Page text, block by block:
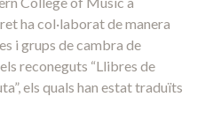
ha col·laborat de manera
i grups de cambra de
reconeguts “Llibres de
els quals han estat traduïts